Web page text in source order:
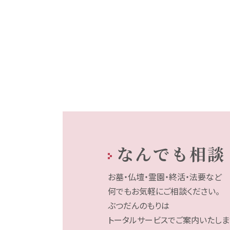
なんでも相談
お墓・仏壇・霊園・終活・法要など
何でもお気軽にご相談ください。
ぶつだんのもりは
トータルサービスでご案内いたしま